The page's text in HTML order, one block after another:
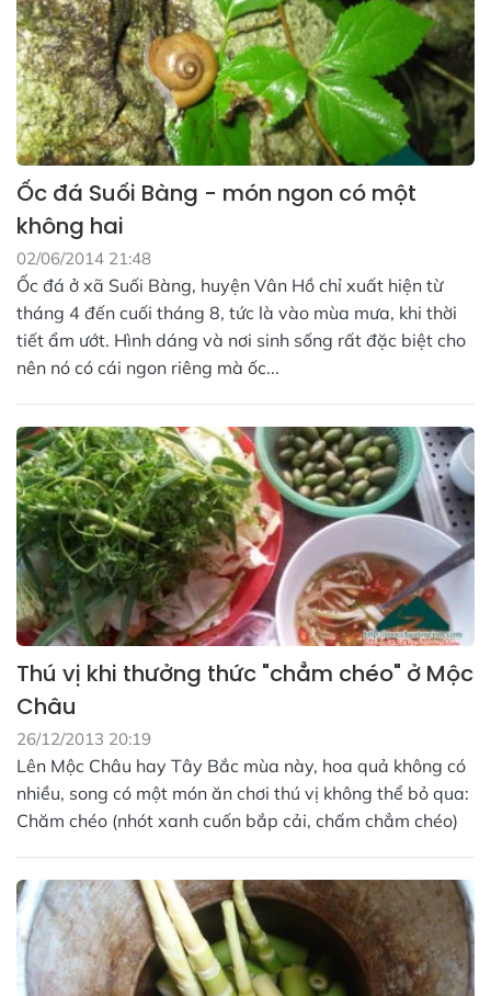
Ốc đá Suối Bàng - món ngon có một
không hai
02/06/2014 21:48
Ốc đá ở xã Suối Bàng, huyện Vân Hồ chỉ xuất hiện từ
tháng 4 đến cuối tháng 8, tức là vào mùa mưa, khi thời
tiết ẩm ướt. Hình dáng và nơi sinh sống rất đặc biệt cho
nên nó có cái ngon riêng mà ốc...
Thú vị khi thưởng thức "chẳm chéo" ở Mộc
Châu
26/12/2013 20:19
Lên Mộc Châu hay Tây Bắc mùa này, hoa quả không có
nhiều, song có một món ăn chơi thú vị không thể bỏ qua:
Chăm chéo (nhót xanh cuốn bắp cải, chấm chẳm chéo)